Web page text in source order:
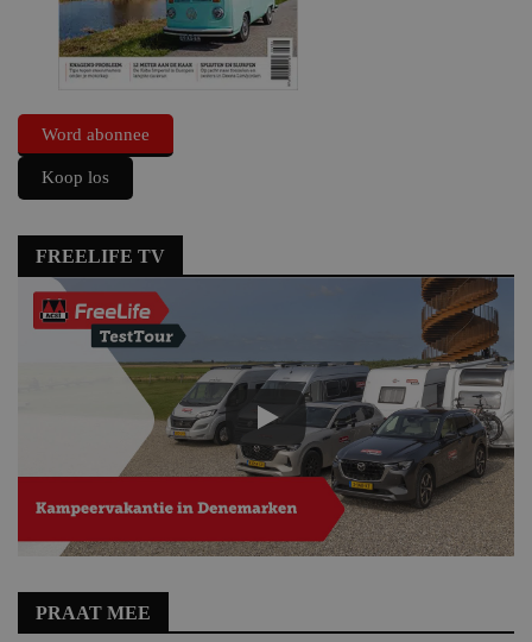
Word abonnee
Koop los
FREELIFE TV
PRAAT MEE